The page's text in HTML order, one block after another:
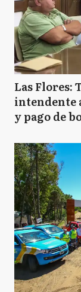
Las Flores:
intendente
y pago de